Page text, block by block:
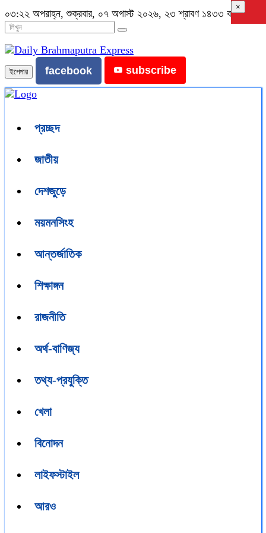
০৩:২২ অপরাহ্ন, শুক্রবার, ০৭ অগাস্ট ২০২৬, ২৩ শ্রাবণ ১৪৩৩ বঙ্গাব্দ
ইপেপার facebook subscribe
প্রচ্ছদ
জাতীয়
দেশজুড়ে
ময়মনসিংহ
আন্তর্জাতিক
শিক্ষাঙ্গন
রাজনীতি
অর্থ-বাণিজ্য
তথ্য-প্রযুক্তি
খেলা
বিনোদন
লাইফস্টাইল
আরও
×